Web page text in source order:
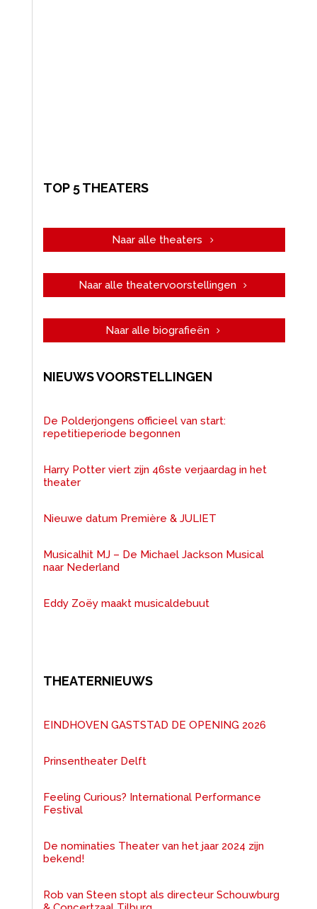
TOP 5 THEATERS
Naar alle theaters
Naar alle theatervoorstellingen
Naar alle biografieën
NIEUWS VOORSTELLINGEN
De Polderjongens officieel van start:
repetitieperiode begonnen
Harry Potter viert zijn 46ste verjaardag in het
theater
Nieuwe datum Première & JULIET
Musicalhit MJ – De Michael Jackson Musical
naar Nederland
Eddy Zoëy maakt musicaldebuut
THEATERNIEUWS
EINDHOVEN GASTSTAD DE OPENING 2026
Prinsentheater Delft
Feeling Curious? International Performance
Festival
De nominaties Theater van het jaar 2024 zijn
bekend!
Rob van Steen stopt als directeur Schouwburg